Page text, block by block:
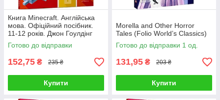
Книга Minecraft. Англійська
мова. Офіційний посібник.
11-12 років. Джон Гоулдінг
Готово до відправки
152,75 ₴ 235 ₴
Купити
Morella and Other Horror
Tales (Folio World’s Classics)
Готово до відправки 1 од.
131,95 ₴ 203 ₴
Купити